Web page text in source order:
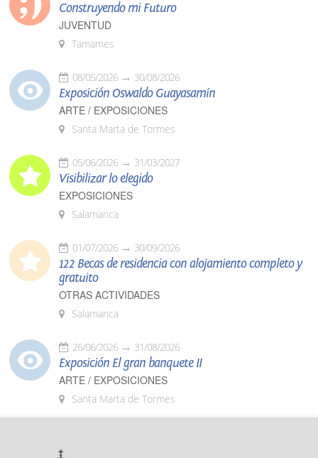
Construyendo mi Futuro
JUVENTUD
Tamames
08/05/2026 30/08/2026
Exposición Oswaldo Guayasamín
ARTE / EXPOSICIONES
Santa Marta de Tormes
05/06/2026 31/03/2027
Visibilizar lo elegido
EXPOSICIONES
Salamanca
01/07/2026 30/09/2026
122 Becas de residencia con alojamiento completo y
gratuito
OTRAS ACTIVIDADES
Salamanca
26/06/2026 31/08/2026
Exposición El gran banquete II
ARTE / EXPOSICIONES
Santa Marta de Tormes